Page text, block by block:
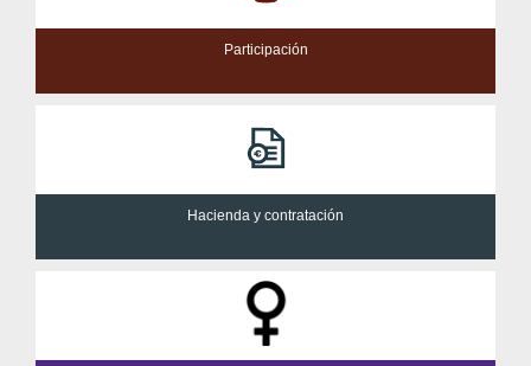
Participación
Hacienda y contratación